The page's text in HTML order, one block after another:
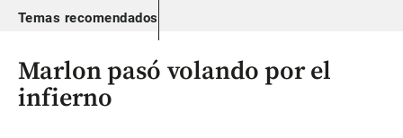
Temas recomendados
Marlon pasó volando por el
infierno